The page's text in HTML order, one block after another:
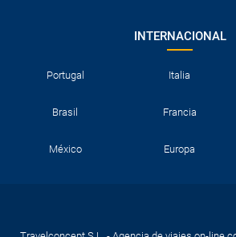
INTERNACIONAL
Portugal Italia
Brasil Francia
México Europa